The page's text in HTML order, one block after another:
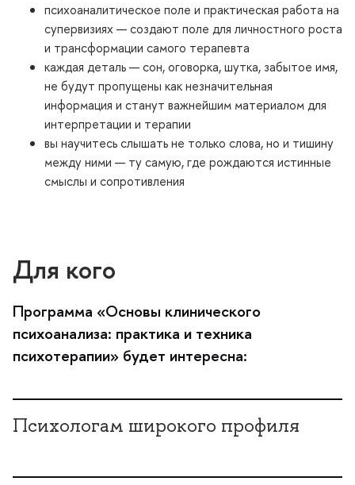
психоаналитическое поле и практическая работа на
супервизиях — создают поле для личностного роста
и трансформации самого терапевта
каждая деталь — сон, оговорка, шутка, забытое имя,
не будут пропущены как незначительная
информация и станут важнейшим материалом для
интерпретации и терапии
ы научитесь слышать не только слова, но и тишину
между ними — ту самую, где рождаются истинные
смыслы и сопротивления
Для кого
Программа «Основы клинического
психоанализа: практика и техника
психотерапии» будет интересна:
Психологам широкого профиля